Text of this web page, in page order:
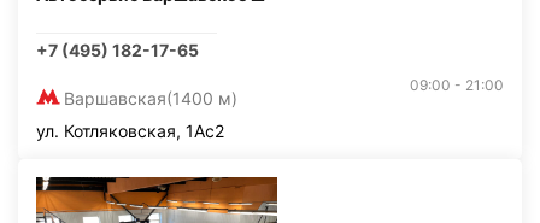
+7 (495) 182-17-65
Варшавская(1400 м)
09:00 - 21:00
ул. Котляковская, 1Ас2